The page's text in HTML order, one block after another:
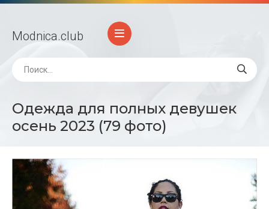
Modnica.club
Одежда для полных девушек
осень 2023 (79 фото)